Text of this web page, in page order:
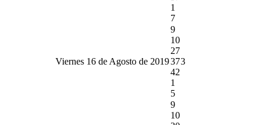
1
7
Viernes 16 de Agosto de 2019
9
10
27
37
42
1
5
3
9
10